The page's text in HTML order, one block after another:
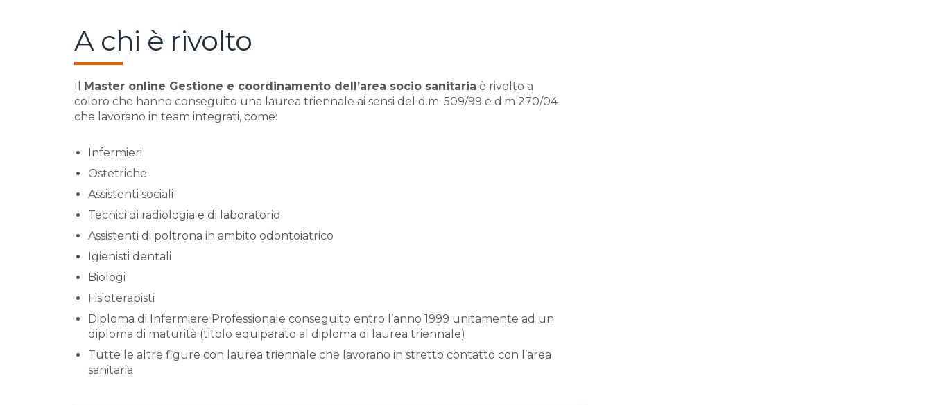
A chi è rivolto
Il Master online Gestione e coordinamento dell’area socio sanitaria è rivolto a
coloro che hanno conseguito una laurea triennale ai sensi del d.m. 509/99 e d.m 270/04
che lavorano in team integrati, come:
Infermieri
Ostetriche
Assistenti sociali
Tecnici di radiologia e di laboratorio
Assistenti di poltrona in ambito odontoiatrico
Igienisti dentali
Biologi
Fisioterapisti
Diploma di Infermiere Professionale conseguito entro l’anno 1999 unitamente ad un
diploma di maturità (titolo equiparato al diploma di laurea triennale)
Tutte le altre figure con laurea triennale che lavorano in stretto contatto con l’area
sanitaria